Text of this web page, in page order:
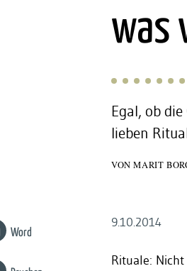
was
Egal, ob
lieben
VONMARIT
9.10.2014
Rituale:
Word